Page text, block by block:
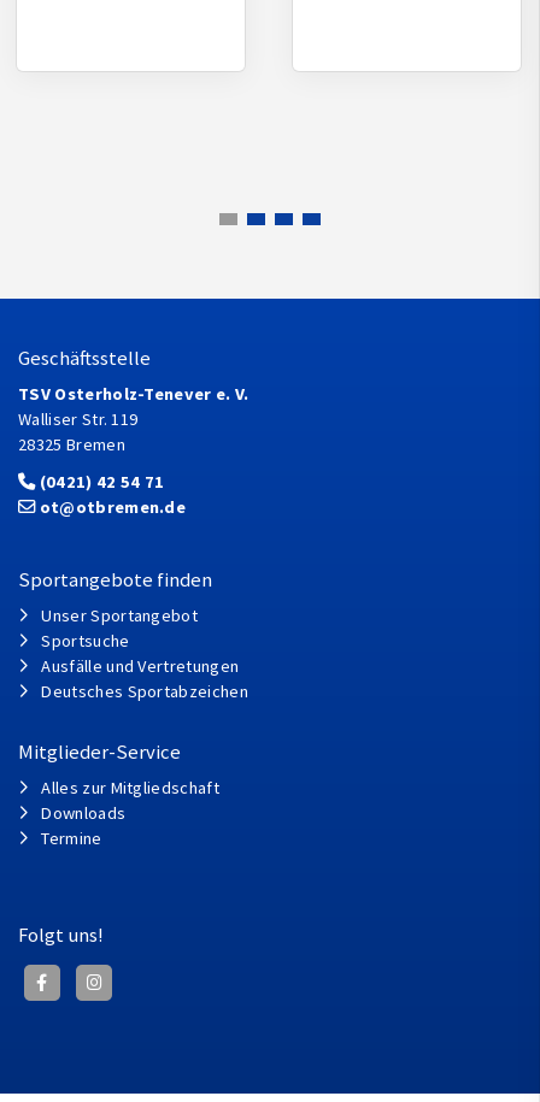
Geschäftsstelle
TSV Osterholz-Tenever e. V.
Walliser Str. 119
28325 Bremen
(0421) 42 54 71
ot@otbremen.de
Sportangebote finden
Unser Sportangebot
Sportsuche
Ausfälle und Vertretungen
Deutsches Sportabzeichen
Mitglieder-Service
Alles zur Mitgliedschaft
Downloads
Termine
Folgt uns!